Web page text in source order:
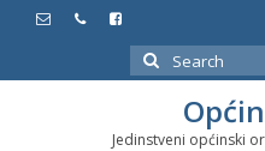
Search
for:
Jedinstveni općinski